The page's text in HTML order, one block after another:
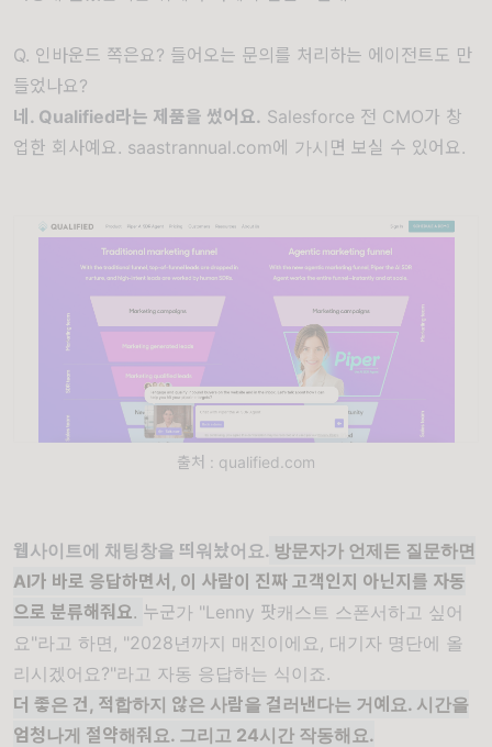
Q. 인바운드 쪽은요? 들어오는 문의를 처리하는 에이전트도 만
들었나요?
네. Qualified라는 제품을 썼어요. Salesforce 전 CMO가 창
업한 회사예요. saastrannual.com에 가시면 보실 수 있어요.
출처 : qualified.com
웹사이트에 채팅창을 띄워놨어요. 방문자가 언제든 질문하면
AI가 바로 응답하면서, 이 사람이 진짜 고객인지 아닌지를 자동
으로 분류해줘요. 누군가 "Lenny 팟캐스트 스폰서하고 싶어
요"라고 하면, "2028년까지 매진이에요, 대기자 명단에 올
리시겠어요?"라고 자동 응답하는 식이죠.
더 좋은 건, 적합하지 않은 사람을 걸러낸다는 거예요. 시간을
엄청나게 절약해줘요. 그리고 24시간 작동해요.